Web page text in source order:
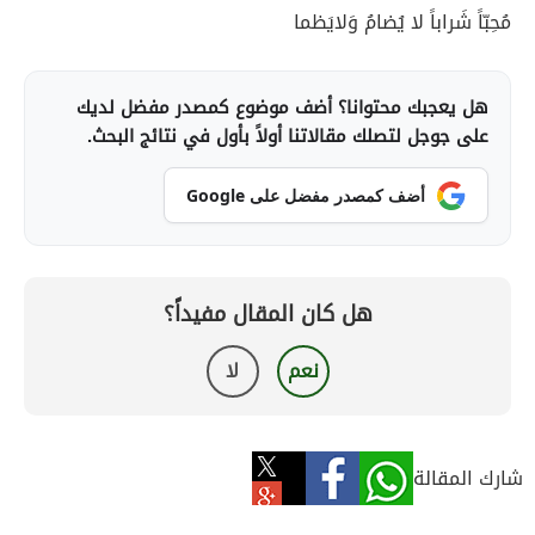
مُحِبّاً شَراباً لا يُضامُ وَلايَظما
هل يعجبك محتوانا؟ أضف موضوع كمصدر مفضل لديك
على جوجل لتصلك مقالاتنا أولاً بأول في نتائج البحث.
أضف كمصدر مفضل على Google
هل كان المقال مفيداً؟
نعم لا
شارك المقالة